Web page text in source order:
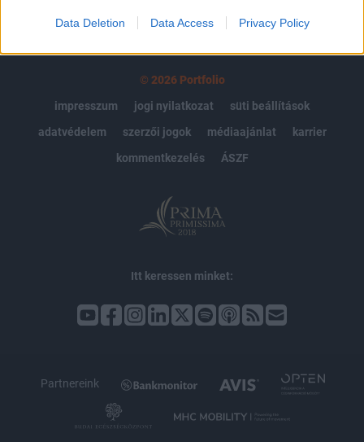
Data Deletion Data Access Privacy Policy
© 2026 Portfolio
impresszum
jogi nyilatkozat
süti beállítások
adatvédelem
szerzői jogok médiaajánlat
karrier
kommentkezelés
ÁSZF
Itt keressen minket:
Partnereink